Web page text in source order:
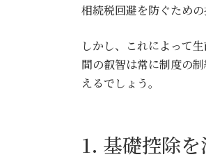
相続税回避を防ぐための
しかし、これによって
間の叡智は常に制度の
えるでしょう。
1. 基礎控除を